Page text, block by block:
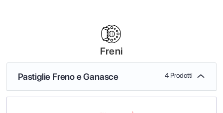
Freni
Pastiglie Freno e Ganasce 4 Prodotti